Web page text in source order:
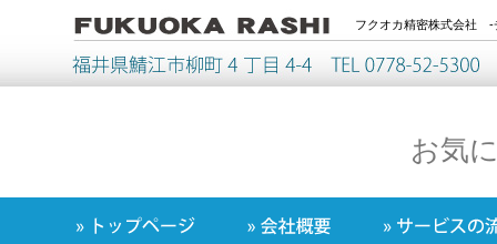
フクオカ精密株式会社 -
お気